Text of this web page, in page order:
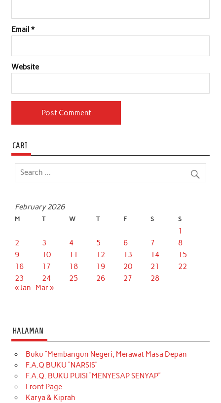
Email *
Website
CARI
February 2026
M T W T F S S
1
2
3 4 5 6 7
8
9
10 11 12 13 14
15
16
17 18 19 20 21
22
23
24 25 26 27
28
« Jan
Mar »
HALAMAN
Buku “Membangun Negeri, Merawat Masa Depan
F.A.Q BUKU “NARSIS”
F.A.Q. BUKU PUISI “MENYESAP SENYAP”
Front Page
Karya & Kiprah